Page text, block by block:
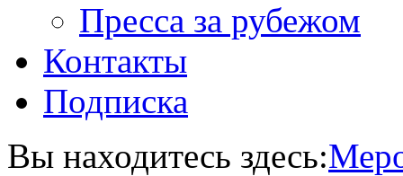
Пресса за рубежом
Контакты
Подписка
Вы находитесь здесь: